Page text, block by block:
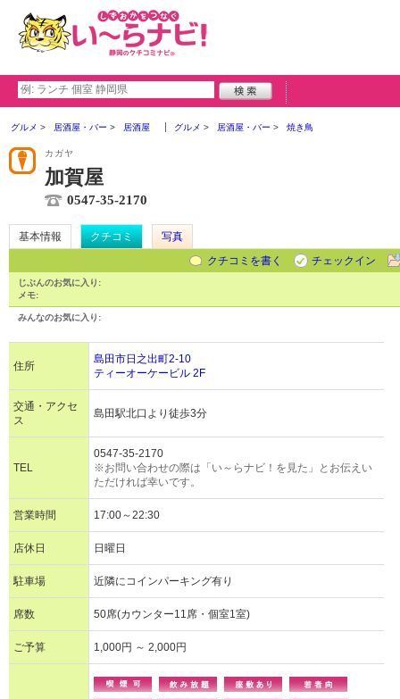
グルメ 居酒屋・バー 居酒屋 グルメ 居酒屋・バー 焼き鳥
カガヤ
加賀屋
0547-35-2170
基本情報 クチコミ
写真
クチコミを書く
チェックイン
じぶんのお気に入り:
メモ:
みんなのお気に入り:
住所
島田市日之出町2-10
ティーオーケービル 2F
交通・アクセ
ス
島田駅北口より徒歩3分
TEL
0547-35-2170
※お問い合わせの際は「い～らナビ！を見た」とお伝えい
ただければ幸いです。
営業時間 17:00～22:30
店休日 日曜日
駐車場 近隣にコインパーキング有り
席数 50席(カウンター11席・個室1室)
ご予算 1,000円 ～ 2,000円